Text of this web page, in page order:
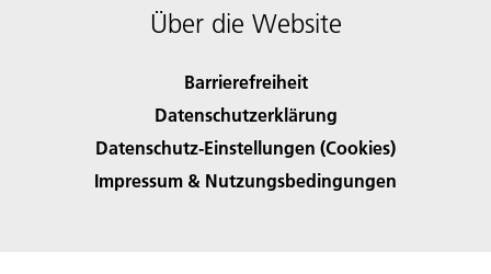
Über die Website
Barrierefreiheit
Datenschutzerklärung
Datenschutz-Einstellungen (Cookies)
Impressum & Nutzungsbedingungen